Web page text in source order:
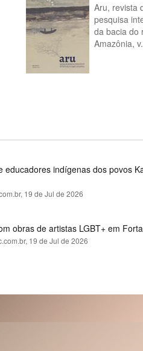
Aru, revista
pesquisa
da bacia do
Amazônia,
educadores indígenas dos povos
19 de Jul de 2026
obras de artistas LGBT+ em
19 de Jul de 2026